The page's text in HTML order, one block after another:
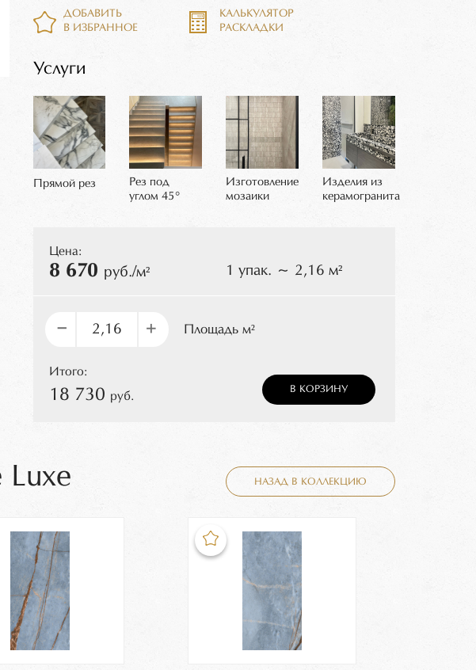
ДОБАВИТЬ
В ИЗБРАННОЕ
КАЛЬКУЛЯТОР
РАСКЛАДКИ
Услуги
Прямой рез
Рез под
углом 45°
Изготовление
мозаики
Изделия из
керамогранита
Цена:
8 670 руб./м² 1 упак. ~ 2,16 м²
– + Площадь м²
Итого:
18 730 руб.
В КОРЗИНУ
НАЗАД В КОЛЛЕКЦИЮ
Luxe